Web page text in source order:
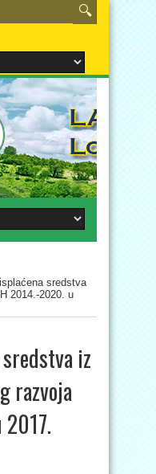
sredstva
2014.-2020. u
iz
razvoja